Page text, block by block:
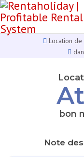
Location
bon
Note